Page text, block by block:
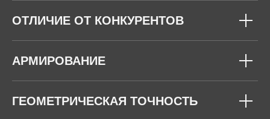
ОТЛИЧИЕ ОТ КОНКУРЕНТОВ
АРМИРОВАНИЕ
ГЕОМЕТРИЧЕСКАЯ ТОЧНОСТЬ